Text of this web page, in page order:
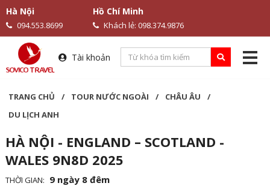
Hà Nội
094.553.8699
Hồ Chí Minh
Khách lẻ: 098.374.9876
Tài khoản
TRANG CHỦ / TOUR NƯỚC NGOÀI / CHÂU ÂU
/
DU LỊCH ANH
HÀ NỘI - ENGLAND – SCOTLAND -
WALES 9N8D 2025
THỜI GIAN: 9 ngày 8 đêm